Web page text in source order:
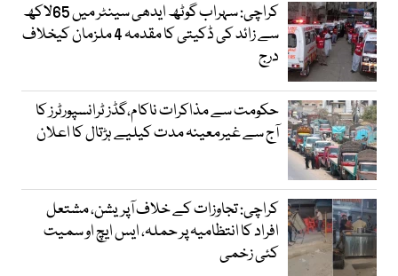
کراچی: سہراب گوٹھ ایدھی سینٹر میں 65لاکھ
سے زائد کی ڈکیتی کا مقدمہ 4 ملزمان کیخلاف
درج
حکومت سے مذاکرات ناکام،گڈز ٹرانسپورٹرز کا
آج سے غیرمعینہ مدت کیلیے ہڑتال کا اعلان
کراچی: تجاوزات کے خلاف آپریشن، مشتعل
افراد کا انتظامیہ پر حملہ، ایس ایچ او سمیت
کئی زخمی